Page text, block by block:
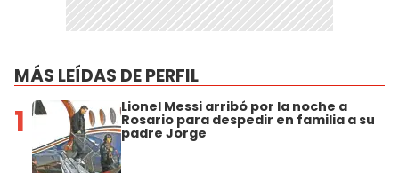
MÁS LEÍDAS DE PERFIL
1 Lionel Messi arribó por la noche a
Rosario para despedir en familia a su
padre Jorge